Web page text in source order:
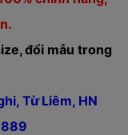
đổi mẫu trong
Từ Liêm, HN